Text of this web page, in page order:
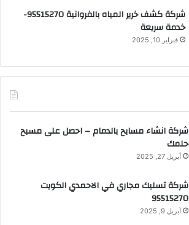
شركة كشف خرير المياه بالفروانية 95515270-
خدمة سريعة
فبراير 10, 2025
شركة انشاء مسابح بالدمام – احصل على مسبح
حلمك
أبريل 27, 2025
شركة تسليك مجاري في الاحمدي الكويت
95515270
أبريل 9, 2025